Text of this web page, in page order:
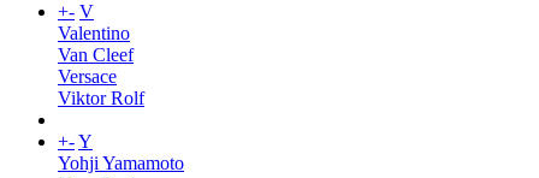
+- V
Valentino
Van Cleef
Versace
Viktor Rolf
+-Y
Yohji Yamamoto